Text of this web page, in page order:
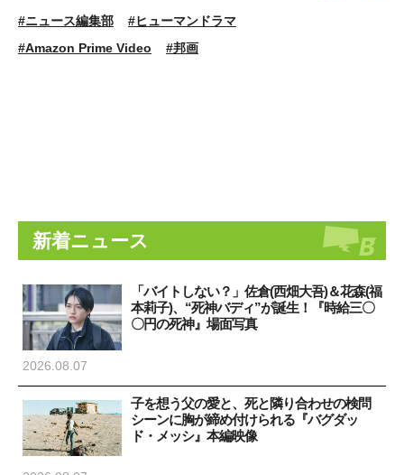
#ニュース編集部
#ヒューマンドラマ
#Amazon Prime Video
#邦画
新着ニュース
「バイトしない？」佐倉(西畑大吾)＆花森(福
本莉子)、“死神バディ”が誕生！『時給三〇
〇円の死神』場面写真
2026.08.07
子を想う父の愛と、死と隣り合わせの検問
シーンに胸が締め付けられる『バグダッ
ド・メッシ』本編映像